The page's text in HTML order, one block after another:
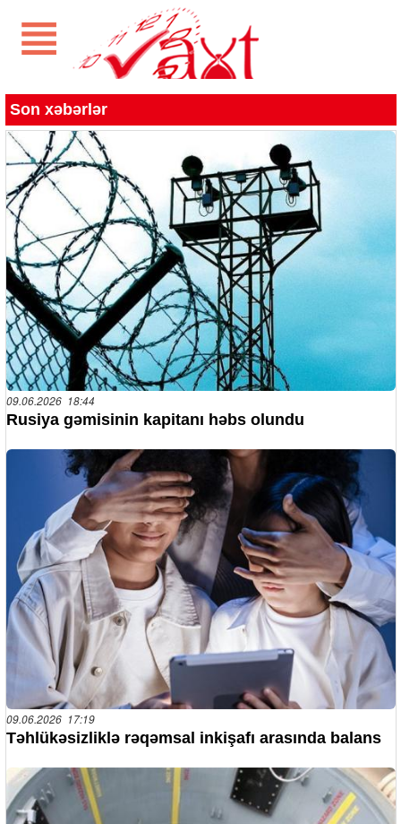
Son xəbərlər
09.06.2026 18:44
Rusiya gəmisinin kapitanı həbs olundu
09.06.2026 17:19
Təhlükəsizliklə rəqəmsal inkişafı arasında balans